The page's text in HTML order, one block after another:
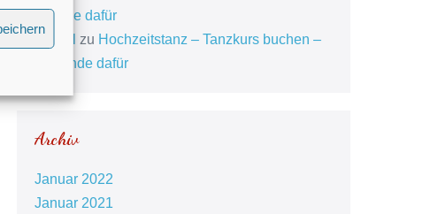
Gründe dafür
zu Hochzeitstanz – Tanzkurs buchen –
5 Gründe dafür
Archiv
Januar 2022
Januar 2021